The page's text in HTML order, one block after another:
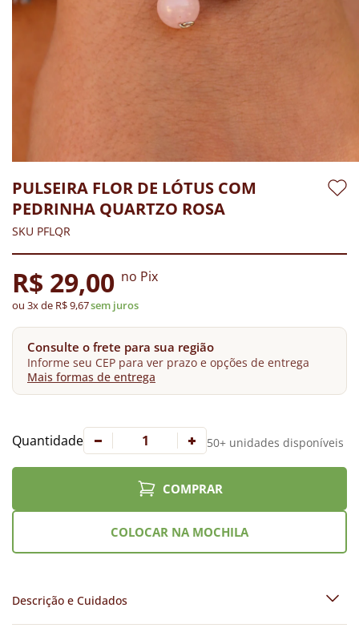
PULSEIRA FLOR DE LÓTUS COM
PEDRINHA QUARTZO ROSA
SKU PFLQR
R$ 29,00 no Pix
ou 3x de R$ 9,67sem juros
Consulte o frete para sua região
Informe seu CEP para ver prazo e opções de entrega
Mais formas de entrega
Quantidade 50+ unidades disponíveis
COMPRAR
COLOCAR NA MOCHILA
Descrição e Cuidados